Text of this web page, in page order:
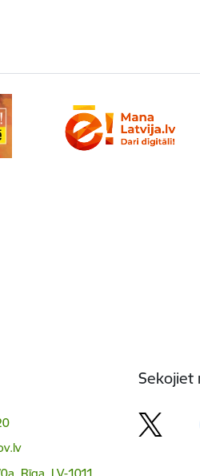
Sekojiet